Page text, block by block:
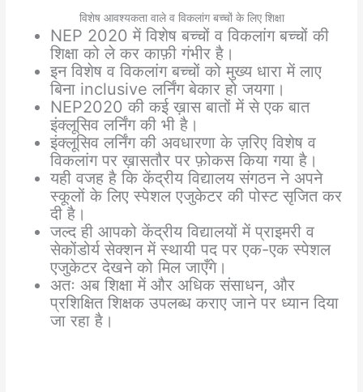
विशेष आवश्यकता वाले व विकलांग बच्चों के लिए शिक्षा
NEP 2020 में विशेष बच्चों व विकलांग बच्चों की
शिक्षा को ले कर काफ़ी गंभीर है।
इन विशेष व विकलांग बच्चों को मुख्य धारा में लाए
बिना inclusive लर्निंग बेकार हो जयगा।
NEP2020 की कई ख़ास बातों में से एक बात
इंक्लूसिव लर्निंग की भी है।
इंक्लूसिव लर्निंग की अवधारणा के ज़रिए विशेष व
विकलांग पर ख़ासतौर पर फ़ोकस किया गया है।
यही वजह है कि केंद्रीय विद्यालय संगठन ने अपने
स्कूलों के लिए स्पेशल एजुकेटर की पोस्ट सृजित कर
दी है।
जल्द ही आपको केंद्रीय विद्यालयों में प्राइमरी व
सेकोंडोर्य सेक्शन में स्थायी पद पर एक-एक स्पेशल
एजुकेटर देखने को मिल जाएँगे।
अतः अब शिक्षा में और अधिक संसाधन, और
प्रशिक्षित शिक्षक उपलब्ध कराए जाने पर ध्यान दिया
जा रहा है।